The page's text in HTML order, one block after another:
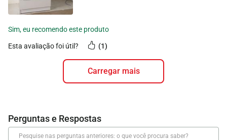
esta avaliação foi útil? 1
carregar mais